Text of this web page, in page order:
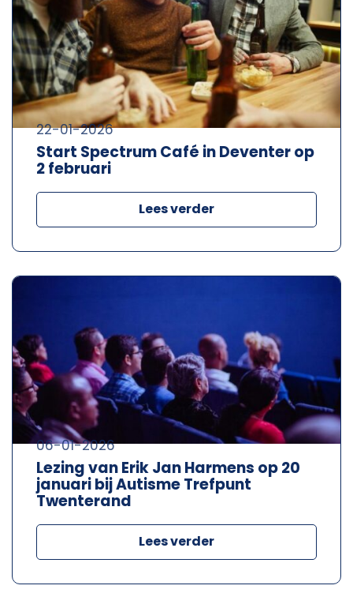
Start Spectrum Café in Deventer op
2 februari
22-01-2026
Lees verder
Lezing van Erik Jan Harmens op 20
januari bij Autisme Trefpunt
Twenterand
06-01-2026
Lees verder